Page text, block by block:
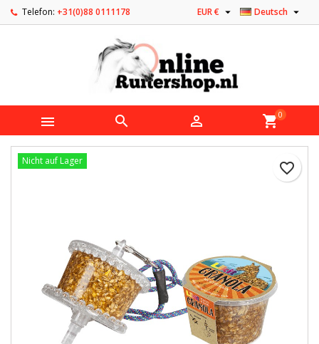
Telefon: +31(0)88 0111178 Deutsch 
EUR € 
   shopping_cart0
favorite_border
Nicht auf Lager